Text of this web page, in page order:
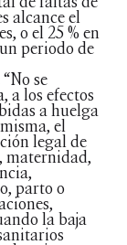
alcance el
o el 25 % en
periodo de
se
a los efectos
a huelga
el
legal de
maternidad,
parto o
la baja